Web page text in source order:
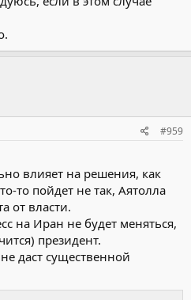
#959
влияет на решения, как
то пойдет не так, Аятолла
от власти.
на Иран не будет меняться,
президент.
даст существенной